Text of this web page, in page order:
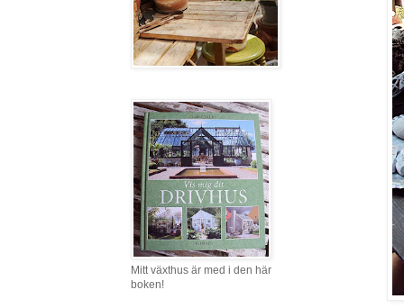
Mitt växthus är med i den här
boken!